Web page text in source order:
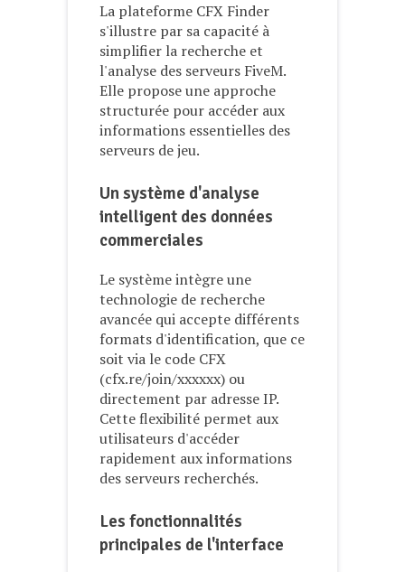
La plateforme CFX Finder
s'illustre par sa capacité à
simplifier la recherche et
l'analyse des serveurs FiveM.
Elle propose une approche
structurée pour accéder aux
informations essentielles des
serveurs de jeu.
Un système d'analyse
intelligent des données
commerciales
Le système intègre une
technologie de recherche
avancée qui accepte différents
formats d'identification, que ce
soit via le code CFX
(cfx.re/join/xxxxxx) ou
directement par adresse IP.
Cette flexibilité permet aux
utilisateurs d'accéder
rapidement aux informations
des serveurs recherchés.
Les fonctionnalités
principales de l'interface